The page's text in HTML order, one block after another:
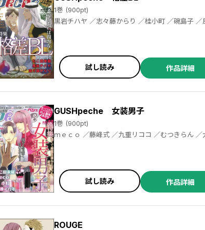
1巻 (900pt)
試し読み 作品詳細
GUSHpeche 女装男子
1巻 (900pt)
試し読み 作品詳細
ROUGE